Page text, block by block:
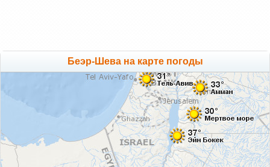
Беэр-Шева на карте погоды